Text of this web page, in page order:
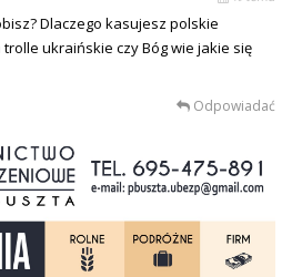
Dlaczego kasujesz polskie
ukraińskie czy Bóg wie jakie się
Odpowiadać